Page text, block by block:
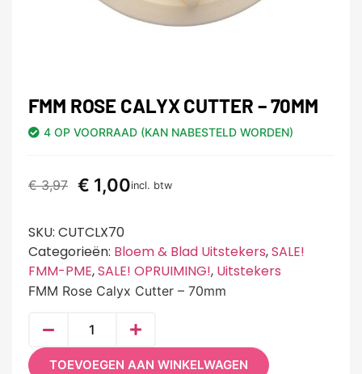
FMM ROSE CALYX CUTTER – 70MM
4 OP VOORRAAD (KAN NABESTELD WORDEN)
€3,97 € 1,00incl. btw
SKU: CUTCLX70
Categorieën: Bloem & Blad Uitstekers,SALE!
FMM-PME,SALE! OPRUIMING!, Uitstekers
FMM Rose Calyx Cutter – 70mm
TOEVOEGEN AAN WINKELWAGEN